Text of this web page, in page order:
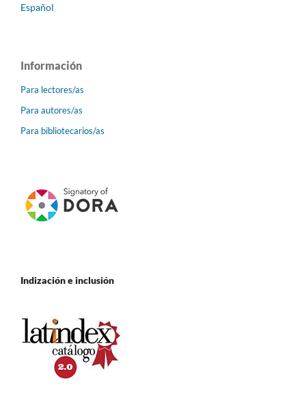
Español
Información
Para lectores/as
Para autores/as
Para bibliotecarios/as
Indización e inclusión